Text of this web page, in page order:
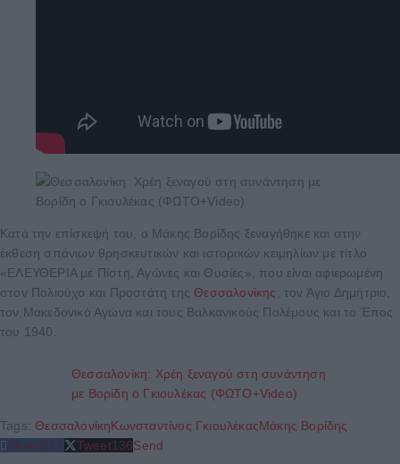
Κατά την επίσκεψή του, ο Μάκης Βορίδης ξεναγήθηκε και στην
έκθεση σπάνιων θρησκευτικών και ιστορικών κειμηλίων με τίτλο
«ΕΛΕΥΘΕΡΙΑ με Πίστη, Αγώνες και Θυσίες», που είναι αφιερωμένη
στον Πολιούχο και Προστάτη της Θεσσαλονίκης
, τον Άγιο Δημήτριο,
τον Μακεδονικό Αγώνα και τους Βαλκανικούς Πολέμους και το Έπος
του 1940.
Θεσσαλονίκη: Χρέη ξεναγού στη συνάντηση
με Βορίδη ο Γκιουλέκας (ΦΩΤΟ+Video)
Tags: ΘεσσαλονίκηΚωνσταντίνος ΓκιουλέκαςΜάκης Βορίδης
Share217 Tweet136Send